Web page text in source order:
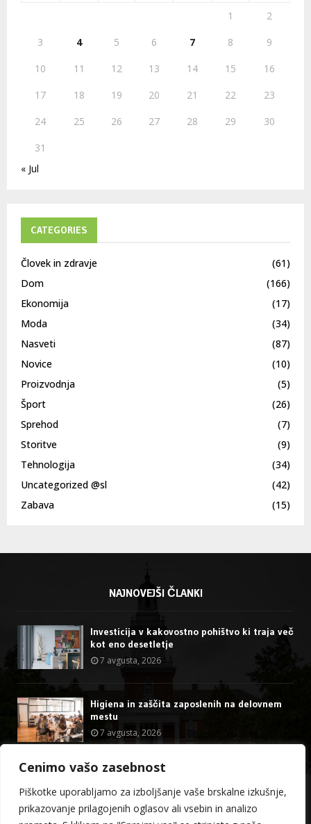
Cenimo vašo zasebnost
Piškotke uporabljamo za izboljšanje vaše brskalne izkušnje,
prikazovanje prilagojenih oglasov ali vsebin in analizo
H
1
2
3
4 5 6 7 8
9
10
11 12 13 14 15
16
17
18 19 20 21 22
23
24
25 26 27 28 29
30
31
« Jul
CATEGORIES
Človek in zdravje
(61)
Dom
(166)
Ekonomija
(17)
Moda
(34)
Nasveti
(87)
Novice
(10)
Proizvodnja
(5)
Šport
(26)
Sprehod
(7)
Storitve
(9)
Tehnologija
(34)
Uncategorized @sl
(42)
Zabava
(15)
NAJNOVEJŠI ČLANKI
Investicija v kakovostno pohištvo ki traja več
kot eno desetletje
7 avgusta, 2026
Higiena in zaščita zaposlenih na delovnem
mestu
7 avgusta, 2026
@2023 - stormdragon.us. All Right Reserved.
O meni Kontakt